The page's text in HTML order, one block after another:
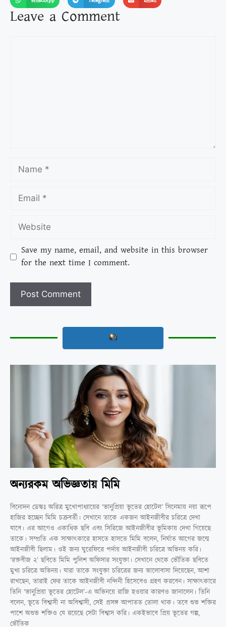
Leave a Comment
Save my name, email, and website in this browser
for the next time I comment.
অন্যরকম অভিজ্ঞতায় মিমি
বিনোদন ডেস্কঃ অরিত্র মুখোপাধ্যায়ের ‘ভানুপ্রিয়া ভূতের হোটেল’ সিনেমায় নয়া রূপে
হাজির হচ্ছেন মিমি চক্রবর্তী। সেখানে তাকে একজন আইনজীবীর চরিত্রে দেখা
যাবে। এর আগেও একাধিক ছবি এবং সিরিজে আইনজীবীর ভূমিকায় দেখা গিয়েছে
তাকে। সম্প্রতি এক সাক্ষাৎকারে হাসতে হাসতে মিমি বলেন, নির্ঘাত আগের জন্মে
আইনজীবী ছিলাম। ওই জন্য ঘুরেফিরে পর্দায় আইনজীবী চরিত্রে অভিনয় করি।
‘রক্তবীজ ২’ ছবিতে মিমি পুলিশ অফিসার সংযুক্তা। সেখানে থেকে ভৌতিক ছবিতে
মুখ্য চরিত্রে অভিনয়। যারা তাকে সংযুক্তা চরিত্রের জন্য ভালোবাসা দিয়েছেন, আশা
রাখছেন, তারাই ফের তাকে আইনজীবী নন্দিনী হিসেবেও গ্রহণ করবেন। সাক্ষাৎকারে
তিনি ‘ভানুপ্রিয়া ভূতের হোটেল’-এ অভিনয়ে রাজি হওয়ার কারণও জানালেন। তিনি
বলেন, ভূতে বিশ্বাসী না অবিশ্বাসী, সেই প্রসঙ্গ আপাতত তোলা থাক। তবে শুভ শক্তির
পাশে অশুভ শক্তিও যে রয়েছে সেটা বিশ্বাস করি। একইভাবে প্রিয় ভূতের গল্প,
ভৌতিক